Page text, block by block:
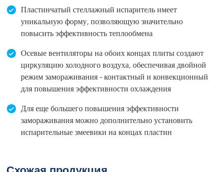
Пластинчатый стеллажный испаритель имеет
уникальную форму, позволяющую значительно
повысить эффективность теплообмена
Осевые вентиляторы на обоих концах плиты создают
циркуляцию холодного воздуха, обеспечивая двойной
режим замораживания - контактный и конвекционный
для повышения эффективности охлаждения
Для еще большего повышения эффективности
замораживания можно дополнительно установить
испарительные змеевики на концах пластин